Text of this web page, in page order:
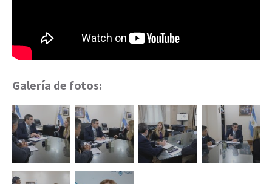
Galería de fotos: